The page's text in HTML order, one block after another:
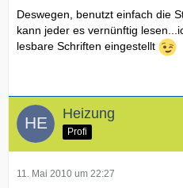
Deswegen, benutzt einfach die
kann jeder es vernünftig
lesbare Schriften eingestellt
Heizung
Profi
11. Mai 2010 um 22:27